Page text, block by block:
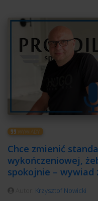
WYWIADY
Chce zmienić
wykończeniowej,
spokojnie – wywiad
Krzysztof Nowicki